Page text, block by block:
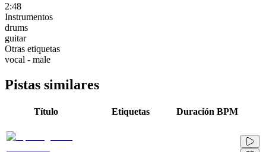
2:48
Instrumentos
drums
guitar
Otras etiquetas
vocal - male
Pistas similares
Título Etiquetas Duración BPM